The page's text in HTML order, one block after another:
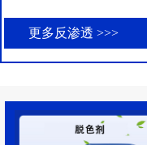
更多反渗透 >>>